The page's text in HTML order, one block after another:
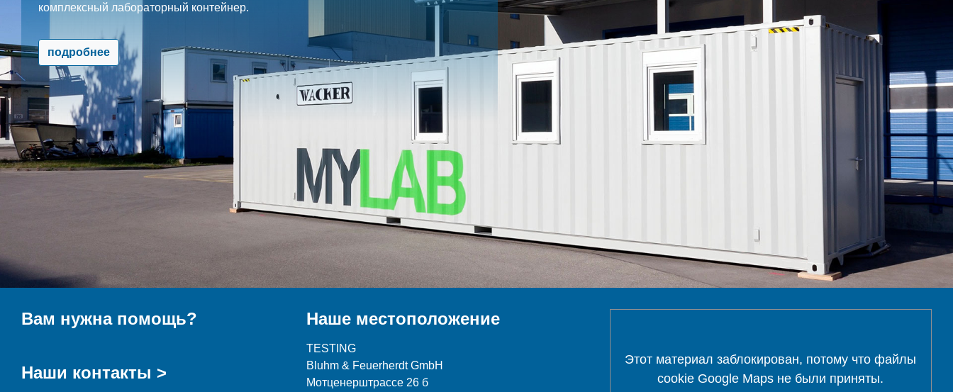
комплексный лабораторный контейнер.
подробнее
Вам нужна помощь?
Наши контакты >
Наше местоположение
TESTING
Bluhm & Feuerherdt GmbH
Мотценерштрассе 26 б
Этот материал заблокирован, потому что файлы
cookie Google Maps не были приняты.